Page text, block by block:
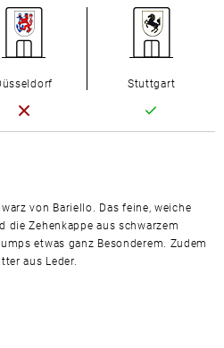
von Bariello. Das feine, weiche
die Zehenkappe aus schwarzem
etwas ganz Besonderem. Zudem
aus Leder.
Stuttgart